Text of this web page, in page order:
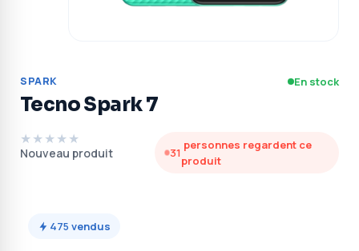
SPARK En stock
Tecno Spark 7
★★★★★
Nouveau produit 31
personnes regardent ce
produit
475 vendus